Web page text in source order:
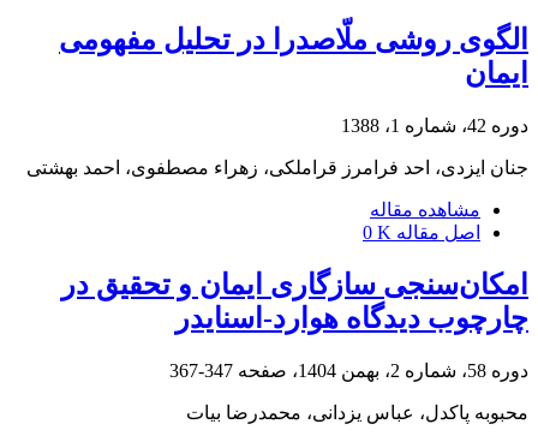
الگوی روشی ملّاصدرا در تحلیل مفهومی
ایمان
دوره 42، شماره 1، 1388
جنان ایزدی، احد فرامرز قراملکی، زهراء مصطفوی، احمد بهشتی
مشاهده مقاله
اصل مقاله 0 K
امکان‌سنجی سازگاری ایمان و تحقیق در
چارچوب دیدگاه هوارد-اسنایدر
دوره 58، شماره 2، بهمن 1404، صفحه 347-367
محبوبه پاکدل، عباس یزدانی، محمدرضا بیات